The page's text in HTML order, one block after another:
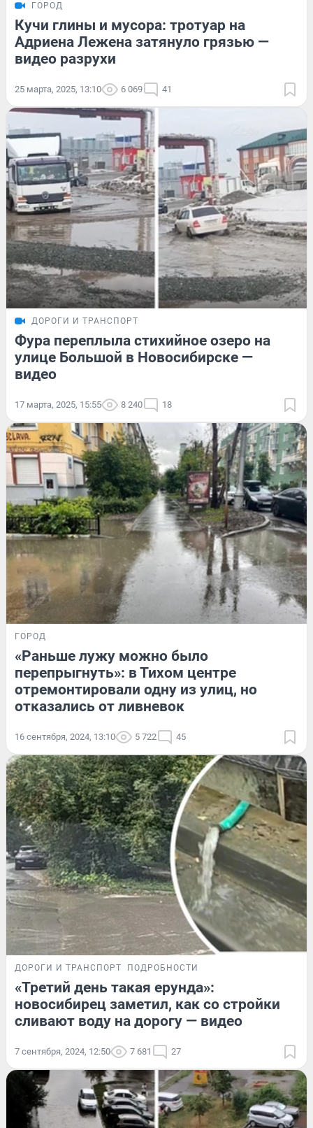
ГОРОД
Кучи глины и мусора: тротуар на
Адриена Лежена затянуло грязью —
видео разрухи
25 марта, 2025, 13:10 6 069 41
ДОРОГИ И ТРАНСПОРТ
Фура переплыла стихийное озеро на
улице Большой в Новосибирске —
видео
17 марта, 2025, 15:55 8 240 18
ГОРОД
«Раньше лужу можно было
перепрыгнуть»: в Тихом центре
отремонтировали одну из улиц, но
отказались от ливневок
16 сентября, 2024, 13:10 5 722 45
ДОРОГИ И ТРАНСПОРТ ПОДРОБНОСТИ
«Третий день такая ерунда»:
новосибирец заметил, как со стройки
сливают воду на дорогу — видео
7 сентября, 2024, 12:50 7 681 27